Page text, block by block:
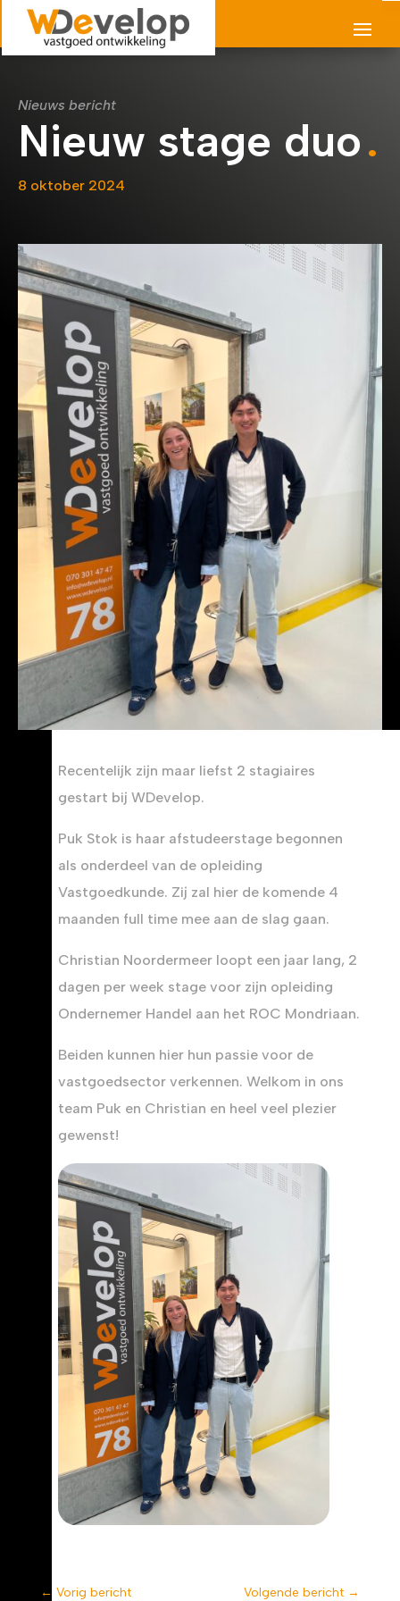
Nieuws bericht
Nieuw stage duo
8 oktober 2024
Recentelijk zijn maar liefst 2 stagiaires
gestart bij WDevelop.
Puk Stok is haar afstudeerstage begonnen
als onderdeel van de opleiding
Vastgoedkunde. Zij zal hier de komende 4
maanden full time mee aan de slag gaan.
Christian Noordermeer loopt een jaar lang, 2
dagen per week stage voor zijn opleiding
Ondernemer Handel aan het ROC Mondriaan.
Beiden kunnen hier hun passie voor de
vastgoedsector verkennen. Welkom in ons
team Puk en Christian en heel veel plezier
gewenst!
← Vorig bericht Volgende bericht →